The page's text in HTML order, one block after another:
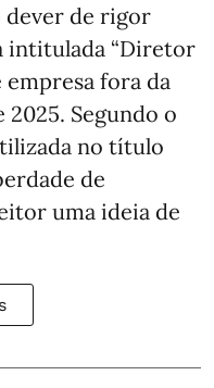
de rigor
intitulada “Diretor
fora da
2025. Segundo o
no título
de
uma ideia de